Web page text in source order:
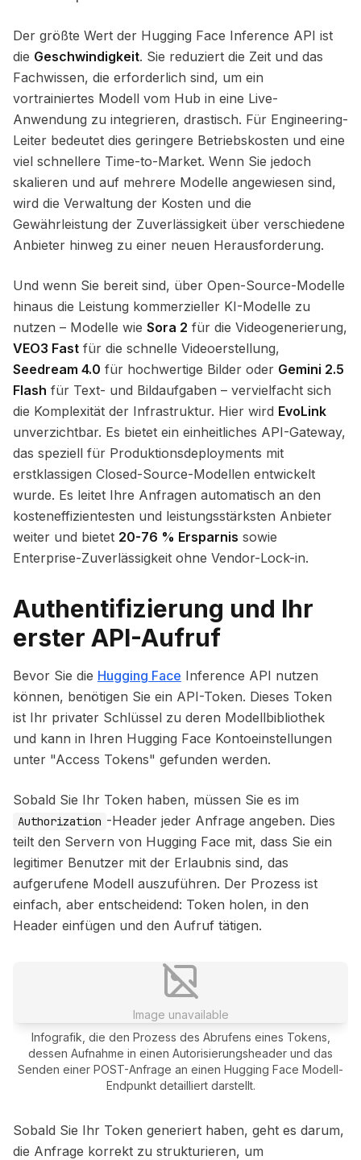
Der größte Wert der Hugging Face Inference API ist
die Geschwindigkeit. Sie reduziert die Zeit und das
Fachwissen, die erforderlich sind, um ein
vortrainiertes Modell vom Hub in eine Live-
Anwendung zu integrieren, drastisch. Für Engineering-
Leiter bedeutet dies geringere Betriebskosten und eine
viel schnellere Time-to-Market. Wenn Sie jedoch
skalieren und auf mehrere Modelle angewiesen sind,
wird die Verwaltung der Kosten und die
Gewährleistung der Zuverlässigkeit über verschiedene
Anbieter hinweg zu einer neuen Herausforderung.
Und wenn Sie bereit sind, über Open-Source-Modelle
hinaus die Leistung kommerzieller KI-Modelle zu
nutzen – Modelle wie Sora 2 für die Videogenerierung,
VEO3 Fast für die schnelle Videoerstellung,
Seedream 4.0 für hochwertige Bilder oder Gemini 2.5
Flash für Text- und Bildaufgaben – vervielfacht sich
die Komplexität der Infrastruktur. Hier wird EvoLink
unverzichtbar. Es bietet ein einheitliches API-Gateway,
das speziell für Produktionsdeployments mit
erstklassigen Closed-Source-Modellen entwickelt
wurde. Es leitet Ihre Anfragen automatisch an den
kosteneffizientesten und leistungsstärksten Anbieter
weiter und bietet 20-76 % Ersparnis sowie
Enterprise-Zuverlässigkeit ohne Vendor-Lock-in.
Authentifizierung und Ihr
erster API-Aufruf
Bevor Sie die Hugging Face Inference API nutzen
können, benötigen Sie ein API-Token. Dieses Token
ist Ihr privater Schlüssel zu deren Modellbibliothek
und kann in Ihren Hugging Face Kontoeinstellungen
unter "Access Tokens" gefunden werden.
Sobald Sie Ihr Token haben, müssen Sie es im
Authorization -Header jeder Anfrage angeben. Dies
teilt den Servern von Hugging Face mit, dass Sie ein
legitimer Benutzer mit der Erlaubnis sind, das
aufgerufene Modell auszuführen. Der Prozess ist
einfach, aber entscheidend: Token holen, in den
Header einfügen und den Aufruf tätigen.
Image unavailable
Infografik, die den Prozess des Abrufens eines Tokens,
dessen Aufnahme in einen Autorisierungsheader und das
Senden einer POST-Anfrage an einen Hugging Face Modell-
Endpunkt detailliert darstellt.
Sobald Sie Ihr Token generiert haben, geht es darum,
die Anfrage korrekt zu strukturieren, um